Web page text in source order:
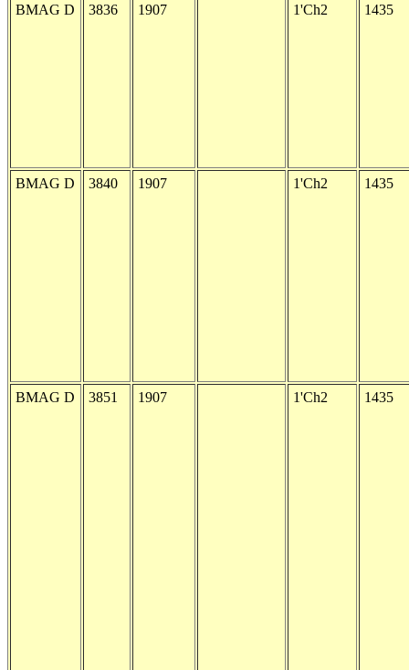
BMAG D 3836 1907 1'Ch2 1435
BMAG D 3840 1907 1'Ch2 1435
BMAG D 3851 1907 1'Ch2 1435